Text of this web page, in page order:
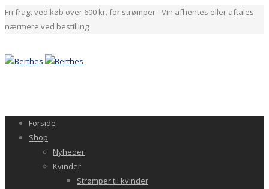
Fri fragt ved køb over 600 kr. for strømper - Vin afhentes eller aftales
nærmere ved bestilling
Forside
Shop
Nyheder
Kvinder
Strømper til kvinder